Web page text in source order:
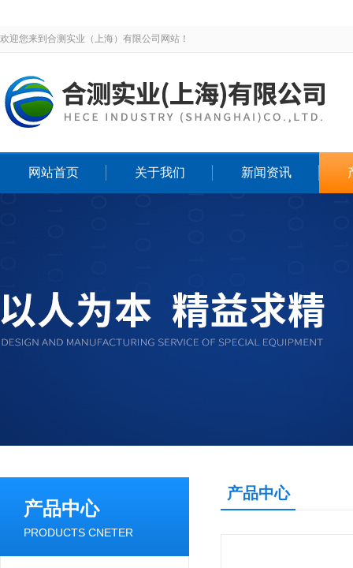
欢迎您来到合测实业（上海）有限公司网站！
网站首页 关于我们 新闻资讯
产品中心
PRODUCTS CNETER
产品中心